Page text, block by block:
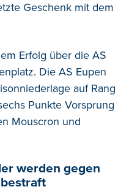
Geschenk mit dem
Erfolg über die AS
Die AS Eupen
auf Rang
Punkte Vorsprung
Mouscron und
werden gegen